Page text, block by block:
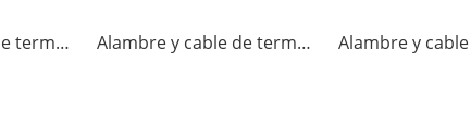
Alambre y cable de termopar KX-FF Alambre y cable de termopar JX-FF